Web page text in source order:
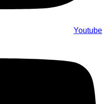
Youtube